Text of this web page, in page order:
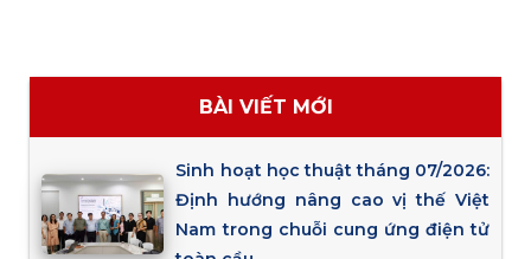
BÀI VIẾT MỚI
Sinh hoạt học thuật tháng 07/2026:
Định hướng nâng cao vị thế Việt
Nam trong chuỗi cung ứng điện tử